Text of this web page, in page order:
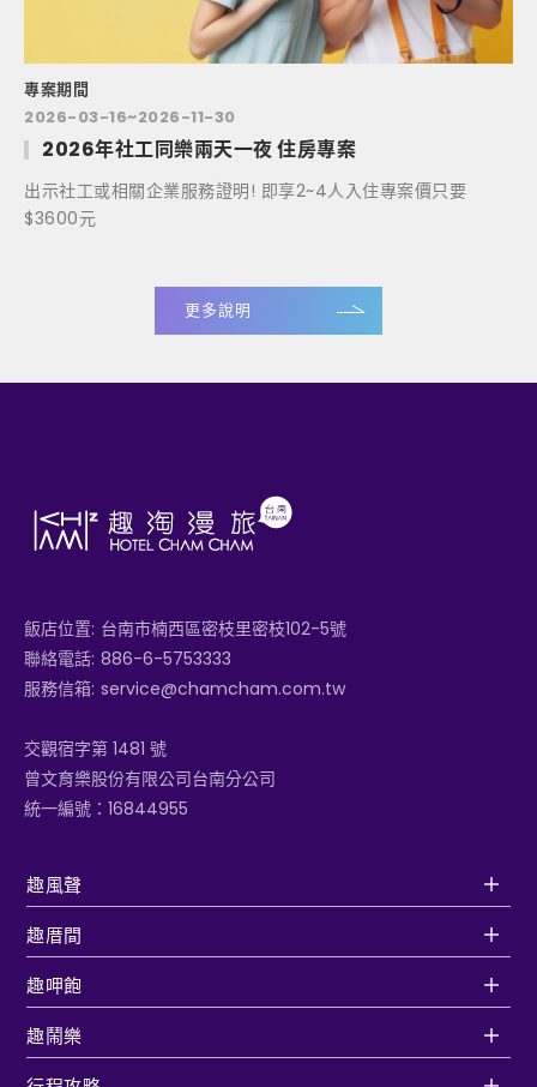
專案期間
2026-03-16~2026-11-30
2026年社工同樂兩天一夜 住房專案
出示社工或相關企業服務證明! 即享2~4人入住專案價只要
$3600元
更多說明
趣風聲
趣厝間
趣呷飽
趣鬧樂
飯店位置: 台南市楠西區密枝里密枝102-5號
聯絡電話: 886-6-5753333
服務信箱: service@chamcham.com.tw
交觀宿字第 1481 號
曾文育樂股份有限公司台南分公司
統一編號：16844955